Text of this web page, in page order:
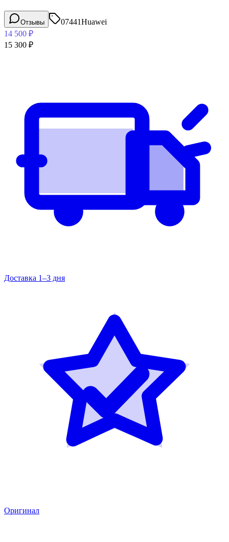
Отзывы 07441Huawei
14 500 ₽
15 300 ₽
Доставка 1–3 дня
Оригинал